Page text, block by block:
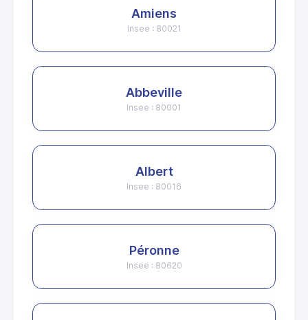
Amiens
Insee : 80021
Abbeville
Insee : 80001
Albert
Insee : 80016
Péronne
Insee : 80620